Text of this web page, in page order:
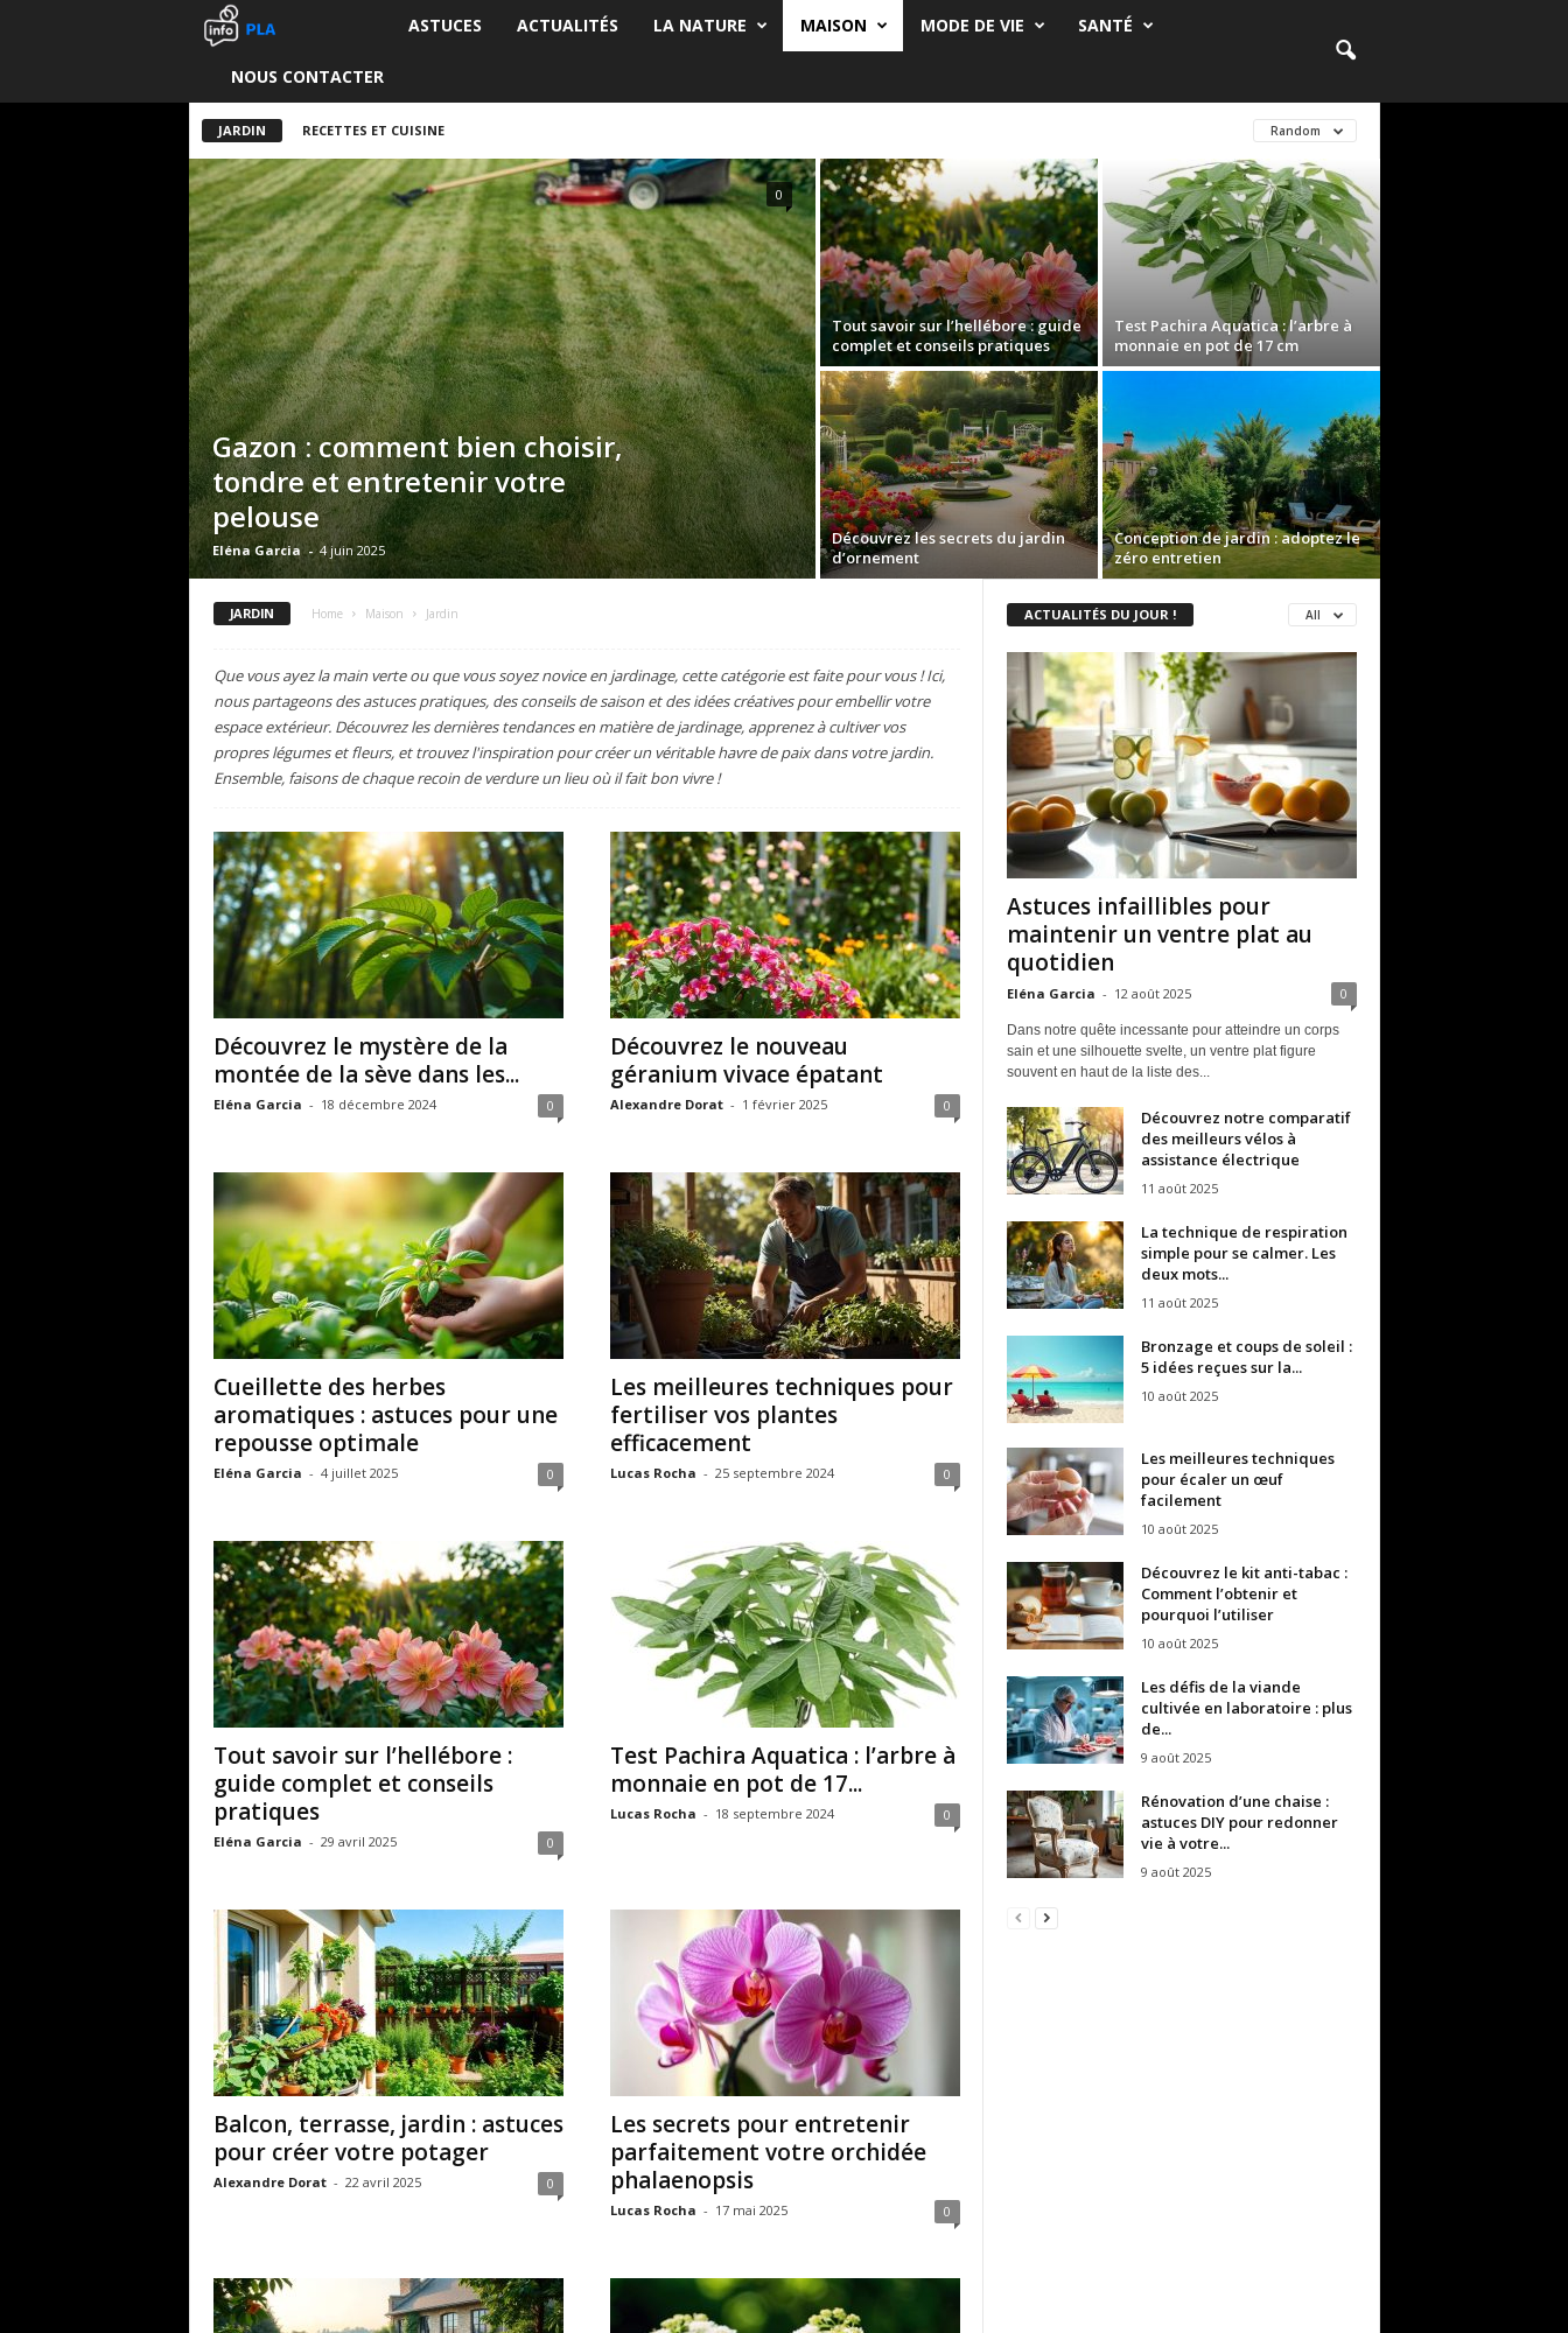
f
o
P
L
A
ASTUCES ACTUALITÉS LA NATURE MAISON MODE DE VIE SANTÉ
NOUS CONTACTER
JARDIN RECETTES ET CUISINE Random
Gazon : comment bien choisir,
tondre et entretenir votre
pelouse
Eléna Garcia - 4 juin 2025
0
Tout savoir sur l’hellébore : guide
complet et conseils pratiques
Test Pachira Aquatica : l’arbre à
monnaie en pot de 17 cm
Découvrez les secrets du jardin
d’ornement
Conception de jardin : adoptez le
zéro entretien
JARDIN Home Maison Jardin
Que vous ayez la main verte ou que vous soyez novice en jardinage, cette catégorie est faite pour vous ! Ici,
nous partageons des astuces pratiques, des conseils de saison et des idées créatives pour embellir votre
espace extérieur. Découvrez les dernières tendances en matière de jardinage, apprenez à cultiver vos
propres légumes et fleurs, et trouvez l'inspiration pour créer un véritable havre de paix dans votre jardin.
Ensemble, faisons de chaque recoin de verdure un lieu où il fait bon vivre !
Découvrez le mystère de la
montée de la sève dans les...
Eléna Garcia - 18 décembre 2024 0
Découvrez le nouveau
géranium vivace épatant
Alexandre Dorat - 1 février 2025 0
Cueillette des herbes
aromatiques : astuces pour une
repousse optimale
Eléna Garcia - 4 juillet 2025 0
Les meilleures techniques pour
fertiliser vos plantes
efficacement
Lucas Rocha - 25 septembre 2024 0
Tout savoir sur l’hellébore :
guide complet et conseils
pratiques
Eléna Garcia - 29 avril 2025 0
Test Pachira Aquatica : l’arbre à
monnaie en pot de 17...
Lucas Rocha - 18 septembre 2024 0
Balcon, terrasse, jardin : astuces
pour créer votre potager
Alexandre Dorat - 22 avril 2025 0
Les secrets pour entretenir
parfaitement votre orchidée
phalaenopsis
Lucas Rocha - 17 mai 2025 0
ACTUALITÉS DU JOUR ! All
Astuces infaillibles pour
maintenir un ventre plat au
quotidien
Eléna Garcia - 12 août 2025 0
Dans notre quête incessante pour atteindre un corps
sain et une silhouette svelte, un ventre plat figure
souvent en haut de la liste des...
Découvrez notre comparatif
des meilleurs vélos à
assistance électrique
11 août 2025
La technique de respiration
simple pour se calmer. Les
deux mots...
11 août 2025
Bronzage et coups de soleil :
5 idées reçues sur la...
10 août 2025
Les meilleures techniques
pour écaler un œuf
facilement
10 août 2025
Découvrez le kit anti-tabac :
Comment l’obtenir et
pourquoi l’utiliser
10 août 2025
Les défis de la viande
cultivée en laboratoire : plus
de...
9 août 2025
Rénovation d’une chaise :
astuces DIY pour redonner
vie à votre...
9 août 2025